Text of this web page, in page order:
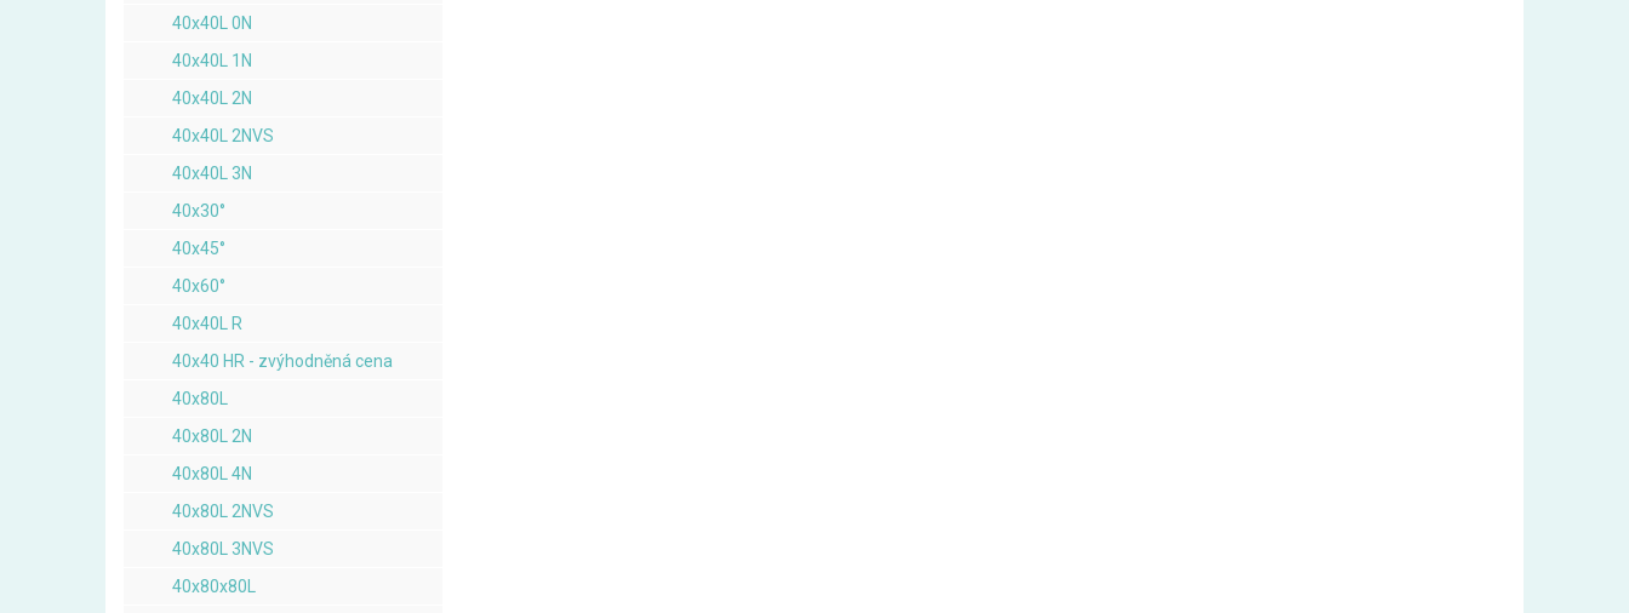
40x40L 0N
40x40L 1N
40x40L 2N
40x40L 2NVS
40x40L 3N
40x30°
40x45°
40x60°
40x40L R
40x40 HR - zvýhodněná cena
40x80L
40x80L 2N
40x80L 4N
40x80L 2NVS
40x80L 3NVS
40x80x80L